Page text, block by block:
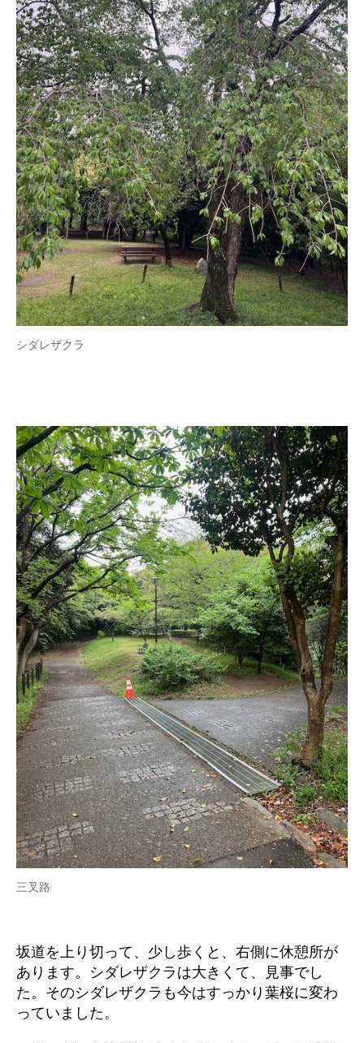
シダレザクラ
三叉路
坂道を上り切って、少し歩くと、右側に休憩所が
あります。シダレザクラは大きくて、見事でし
た。そのシダレザクラも今はすっかり葉桜に変わ
っていました。